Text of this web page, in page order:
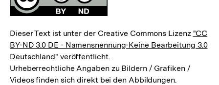
Dieser Text ist unter der Creative Commons Lizenz "CC
BY-ND 3.0 DE - Namensnennung-Keine Bearbeitung 3.0
Deutschland" veröffentlicht.
Urheberrechtliche Angaben zu Bildern / Grafiken /
Videos finden sich direkt bei den Abbildungen.